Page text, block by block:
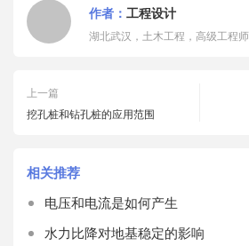
作者： 工程设计
湖北武汉，土木工程，高级工程
上一篇
挖孔桩和钻孔桩的应用范围
相关推荐
电压和电流是如何产生
水力比降对地基稳定的影响